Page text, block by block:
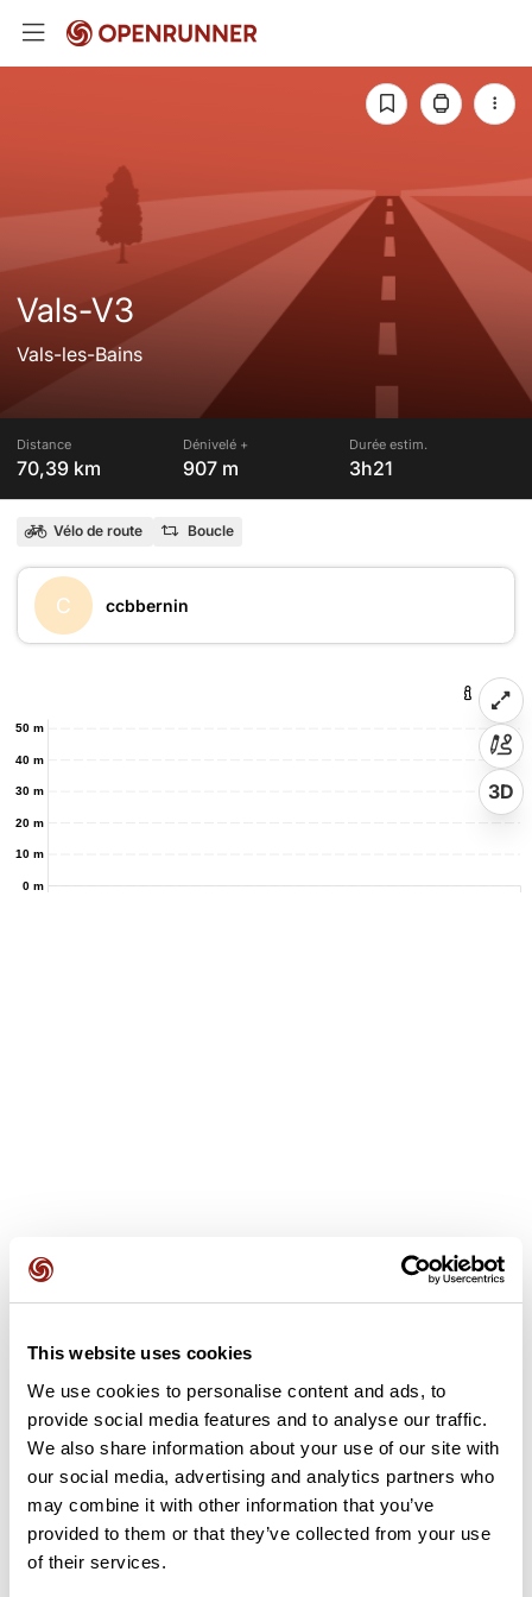
This website uses cookies
We use cookies to personalise content and ads, to
provide social media features and to analyse our traffic.
We also share information about your use of our site with
our social media, advertising and analytics partners who
may combine it with other information that you’ve
provided to them or that they’ve collected from your use
of their services.
Vals-V3
Vals-les-Bains
Distance
70,39 km
Dénivelé +
907 m
Durée estim.
3h21
Vélo de route Boucle
C ccbbernin
0 m
10 m
20 m
30 m
40 m
50 m
3D
Avis des utilisateurs
Soyez le premier à ajouter un avis !
Ajouter un avis
Résumé